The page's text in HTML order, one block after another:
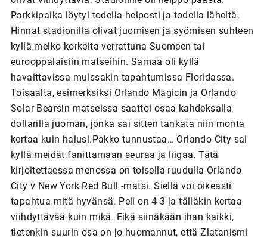
Parkkipaika löytyi todella helposti ja todella läheltä.
Hinnat stadionilla olivat juomisen ja syömisen suhteen
kyllä melko korkeita verrattuna Suomeen tai
eurooppalaisiin matseihin. Samaa oli kyllä
havaittavissa muissakin tapahtumissa Floridassa.
Toisaalta, esimerksiksi Orlando Magicin ja Orlando
Solar Bearsin matseissa saattoi osaa kahdeksalla
dollarilla juoman, jonka sai sitten tankata niin monta
kertaa kuin halusi.Pakko tunnustaa… Orlando City sai
kyllä meidät fanittamaan seuraa ja liigaa. Tätä
kirjoitettaessa menossa on toisella ruudulla Orlando
City v New York Red Bull -matsi. Siellä voi oikeasti
tapahtua mitä hyvänsä. Peli on 4-3 ja tälläkin kertaa
viihdyttävää kuin mikä. Eikä siinäkään ihan kaikki,
tietenkin suurin osa on jo huomannut, että Zlatanismi